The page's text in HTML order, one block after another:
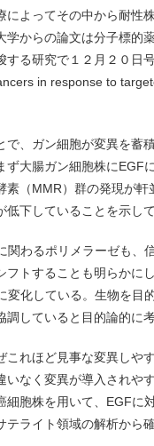
よってその中から耐性
学からの論文は分子標的
する研究で１２月２０日
in response to
で、ガン細胞が変異を蓄
ず大腸ガン細胞株にEGF
素（MMR）群の発現が
低下していることを示し
関わるポリメラーゼも、
トすることも明らかに
変化している。生物を目
調していると目的論的に
れほど見事な変異しや
いなく変異が導入されや
細胞株を用いて、EGFに
ライト領域の解析から